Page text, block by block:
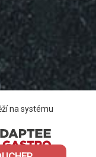
na systému